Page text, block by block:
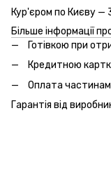
Кур'єром по Києву —
Більше інформації
Готівкою при
Кредитною
Оплата
Гарантія від